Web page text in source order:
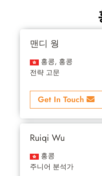
맨디 웡
홍콩, 홍콩
전략 고문
Get In Touch
Ruiqi Wu
홍콩
주니어 분석가